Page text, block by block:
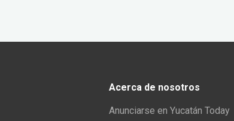
Acerca de nosotros
Anunciarse en Yucatán Today